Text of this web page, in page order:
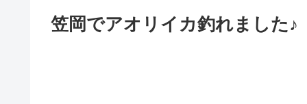
笠岡でアオリイカ釣れました♪